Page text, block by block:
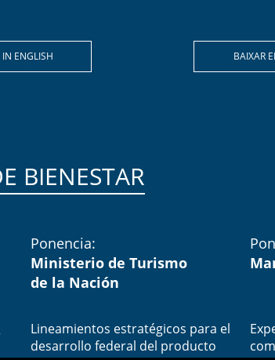
ENGLISH BAIXAR
BIENESTAR​
Ponencia:
Ministerio de Turismo
de la Nación
Lineamientos estratégicos para el
desarrollo federal del producto